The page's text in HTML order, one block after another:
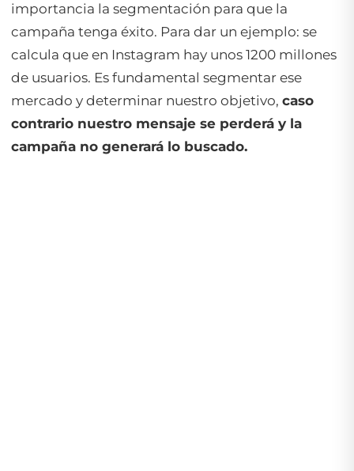
importancia la segmentación para que la
campaña tenga éxito. Para dar un ejemplo: se
calcula que en Instagram hay unos 1200 millones
de usuarios. Es fundamental segmentar ese
mercado y determinar nuestro objetivo, caso
contrario nuestro mensaje se perderá y la
campaña no generará lo buscado.